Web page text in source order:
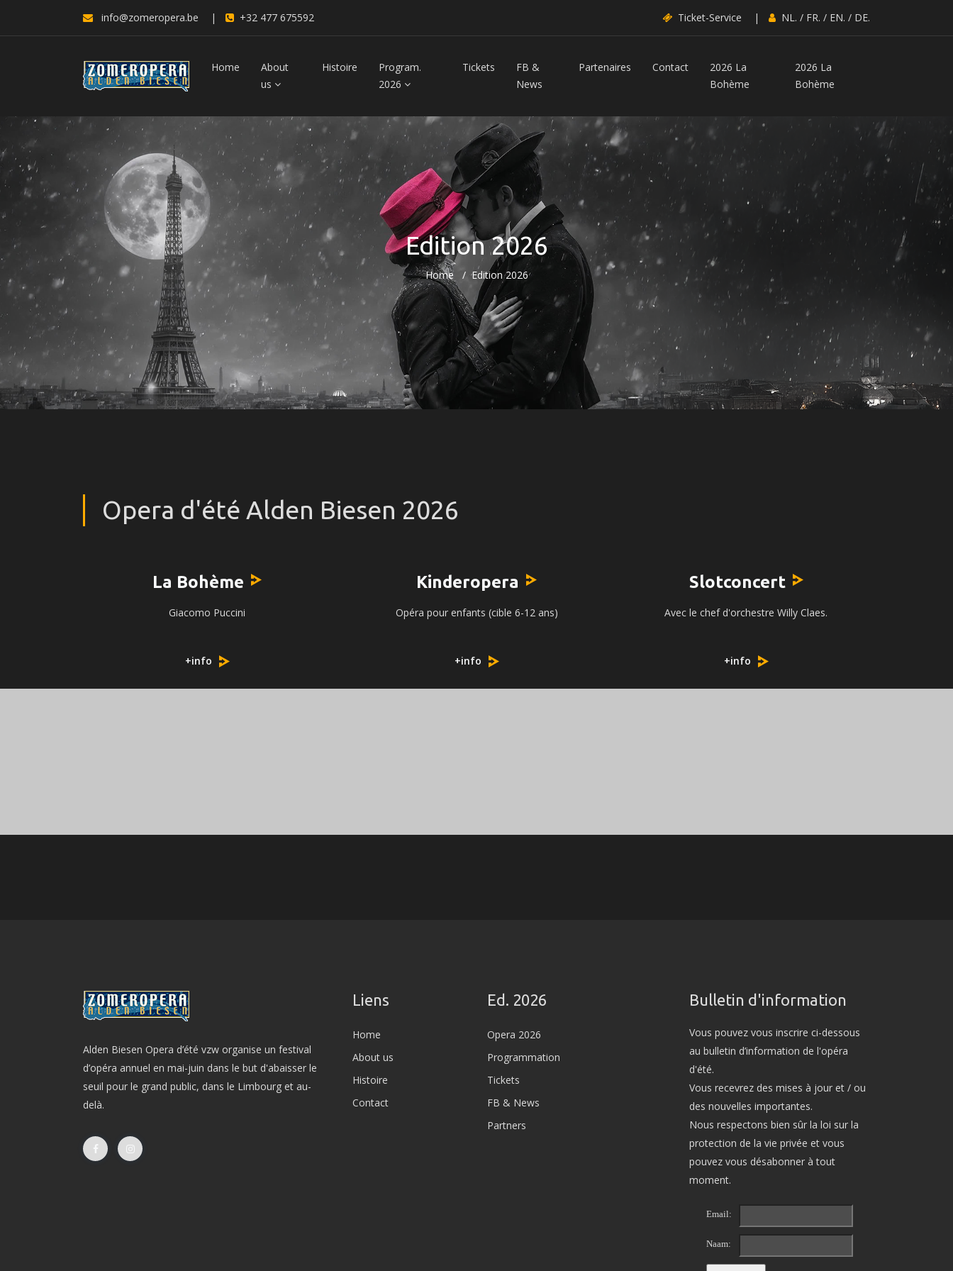
info@zomeropera.be | +32 477 675592 Ticket-Service | NL. / FR. / EN. / DE.
Home
About
us
Histoire
Program.
2026
Tickets
FB &
News
Partenaires Contact
2026 La
Bohème
2026 La
Bohème
Edition 2026
Home Edition 2026
Opera d'été Alden Biesen 2026
La Bohème
Giacomo Puccini
+info
Kinderopera
Opéra pour enfants (cible 6-12 ans)
+info
Slotconcert
Avec le chef d'orchestre Willy Claes.
+info
Alden Biesen Opera d’été vzw organise un festival
d’opéra annuel en mai-juin dans le but d'abaisser le
seuil pour le grand public, dans le Limbourg et au-
delà.
Liens
Home
About us
Histoire
Contact
Ed. 2026
Opera 2026
Programmation
Tickets
FB & News
Partners
Bulletin d'information
Vous pouvez vous inscrire ci-dessous
au bulletin d’information de l'opéra
d'été.
Vous recevrez des mises à jour et / ou
des nouvelles importantes.
Nous respectons bien sûr la loi sur la
protection de la vie privée et vous
pouvez vous désabonner à tout
moment.
Email:
Naam: